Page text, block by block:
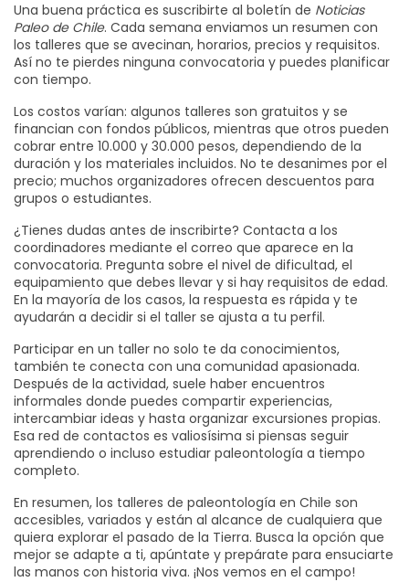
Una buena práctica es suscribirte al boletín de Noticias
Paleo de Chile. Cada semana enviamos un resumen con
los talleres que se avecinan, horarios, precios y requisitos.
Así no te pierdes ninguna convocatoria y puedes planificar
con tiempo.
Los costos varían: algunos talleres son gratuitos y se
financian con fondos públicos, mientras que otros pueden
cobrar entre 10.000 y 30.000 pesos, dependiendo de la
duración y los materiales incluidos. No te desanimes por el
precio; muchos organizadores ofrecen descuentos para
grupos o estudiantes.
¿Tienes dudas antes de inscribirte? Contacta a los
coordinadores mediante el correo que aparece en la
convocatoria. Pregunta sobre el nivel de dificultad, el
equipamiento que debes llevar y si hay requisitos de edad.
En la mayoría de los casos, la respuesta es rápida y te
ayudarán a decidir si el taller se ajusta a tu perfil.
Participar en un taller no solo te da conocimientos,
también te conecta con una comunidad apasionada.
Después de la actividad, suele haber encuentros
informales donde puedes compartir experiencias,
intercambiar ideas y hasta organizar excursiones propias.
Esa red de contactos es valiosísima si piensas seguir
aprendiendo o incluso estudiar paleontología a tiempo
completo.
En resumen, los talleres de paleontología en Chile son
accesibles, variados y están al alcance de cualquiera que
quiera explorar el pasado de la Tierra. Busca la opción que
mejor se adapte a ti, apúntate y prepárate para ensuciarte
las manos con historia viva. ¡Nos vemos en el campo!